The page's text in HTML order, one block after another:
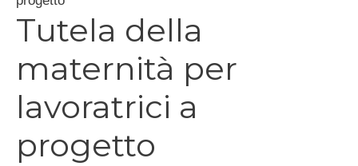
Tutela della
maternità per
lavoratrici a
progetto